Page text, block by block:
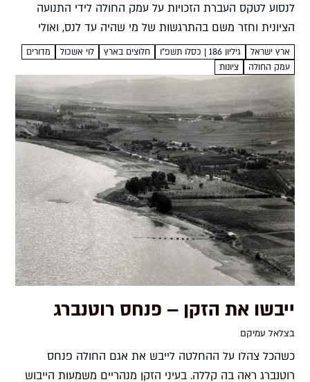
לנסוע לטקס העברת הזכויות על עמק החולה לידי התנועה
הציונית וחזר משם בהתרגשות של מי שהיה עד לנס, ואולי
בעצם לשניים. את מסקנותיו תיאר במאמרו...
ארץ ישראל גיליון 186 | כסלו תשפ"ו חלוצים בארץ לוי אשכול
מדורים
עמק החולה
ציונות
ייבשו את הזקן – פנחס רוטנברג
בצלאל עמיקם
כשהכל צהלו על ההחלטה לייבש את אגם החולה פנחס
רוטנברג ראה בה קללה. בעיני הזקן מנהריים משמעות הייבוש